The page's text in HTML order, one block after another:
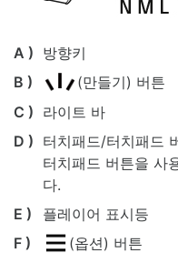
A ) 방향키
B )
(만들기) 버튼
C ) 라이트 바
D ) 터치패드/터치패드
터치패드 버튼을 사
다.
E )
플레이어 표시등
F )
(옵션) 버튼